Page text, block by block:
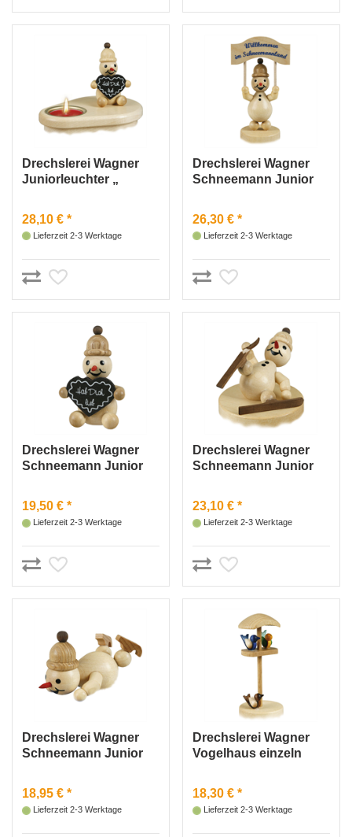
Drechslerei Wagner
Juniorleuchter „
28,10 € *
Lieferzeit 2-3 Werktage
Drechslerei Wagner
Schneemann Junior
26,30 € *
Lieferzeit 2-3 Werktage
Drechslerei Wagner
Schneemann Junior
sitzend
19,50 € *
Lieferzeit 2-3 Werktage
Drechslerei Wagner
Schneemann Junior
23,10 € *
Lieferzeit 2-3 Werktage
Drechslerei Wagner
Schneemann Junior
18,95 € *
Lieferzeit 2-3 Werktage
Drechslerei Wagner
Vogelhaus einzeln
18,30 € *
Lieferzeit 2-3 Werktage